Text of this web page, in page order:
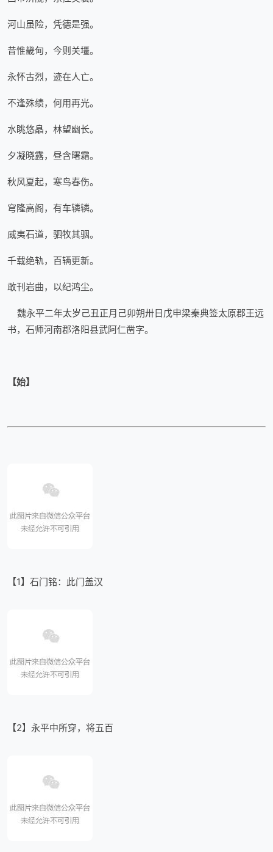
河山虽险，凭德是强。
昔惟畿甸，今则关壃。
永怀古烈，迹在人亡。
不逢殊绩，何用再光。
水眺悠皛，林望幽长。
夕凝晓露，昼含曙霜。
秋风夏起，寒鸟春伤。
穹隆高阁，有车辚辚。
威夷石道，驷牧其骃。
千载绝轨，百辆更新。
敢刊岩曲，以纪鸿尘。
魏永平二年太岁己丑正月己卯朔卅日戊申梁秦典签太原郡王远
书，石师河南郡洛阳县武阿仁凿字。
【始】
【1】石门铭：此门盖汉
【2】永平中所穿，将五百